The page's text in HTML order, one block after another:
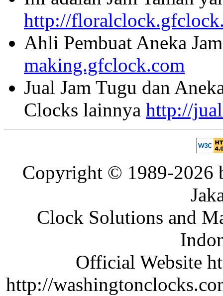
http://
Ahli Pembuat Aneka
making.gfclock.com
Jual Jam Tugu dan
Clocks lainnya http://
Copyright © 1989-2026
Clock Solutions and
Official Website
http://